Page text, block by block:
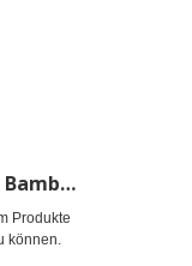
ChiaoGoo Häkeln. Bambus Seillänge 60cm/6.50
Produkte
können.